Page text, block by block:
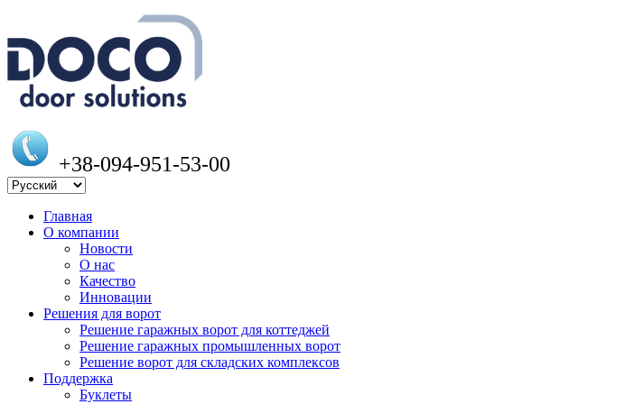
+38-094-951-53-00
Главная
О компании
Новости
О нас
Качество
Инновации
Решения для ворот
Решение гаражных ворот для коттеджей
Решение гаражных промышленных ворот
Решение ворот для складских комплексов
Поддержка
Буклеты